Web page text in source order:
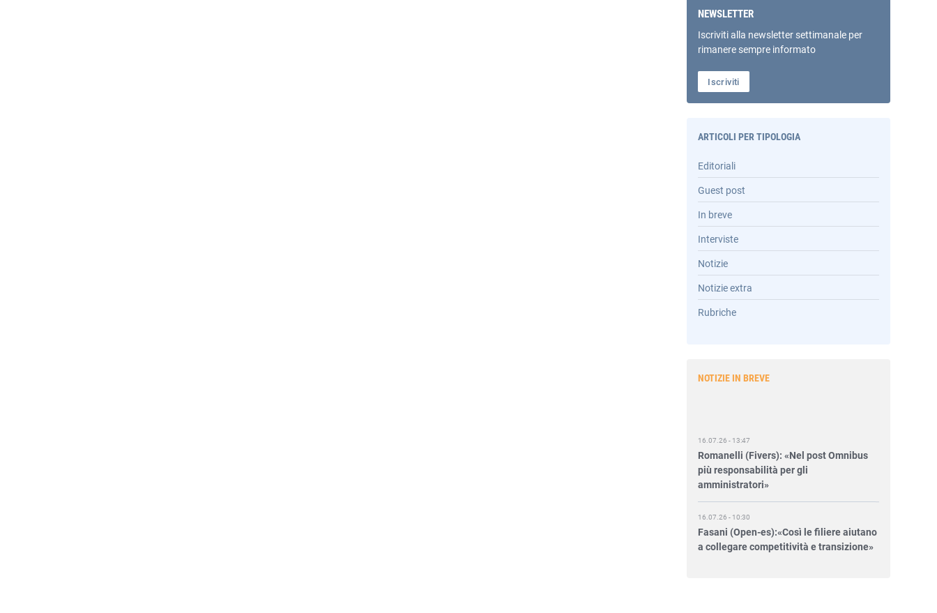
NEWSLETTER
Iscriviti alla newsletter settimanale per
rimanere sempre informato
Iscriviti
ARTICOLI PER TIPOLOGIA
Editoriali
Guest post
In breve
Interviste
Notizie
Notizie extra
Rubriche
NOTIZIE IN BREVE
più responsabilità per gli
amministratori»
a collegare competitività e transizione»